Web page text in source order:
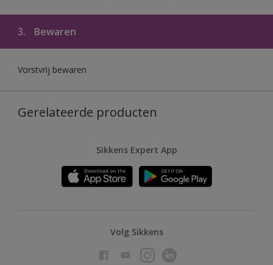
3. Bewaren
Vorstvrij bewaren
Gerelateerde producten
Sikkens Expert App
Volg Sikkens